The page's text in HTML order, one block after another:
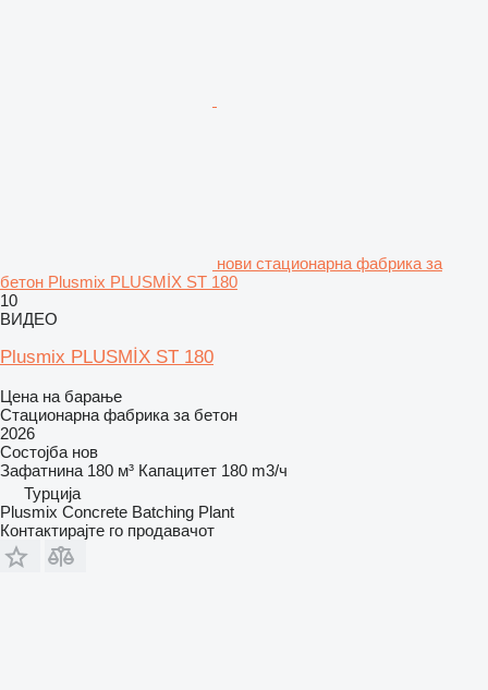
нови стационарна фабрика за
бетон Plusmix PLUSMİX ST 180
10
ВИДЕО
Plusmix PLUSMİX ST 180
Цена на барање
Стационарна фабрика за бетон
2026
Состојба нов
Зафатнина 180 м³ Капацитет 180 m3/ч
Турција
Plusmix Concrete Batching Plant
Контактирајте го продавачот